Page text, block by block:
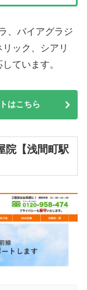
、バイアグラジ
ック、シアリ
ています。
はこちら
院【浅間町駅